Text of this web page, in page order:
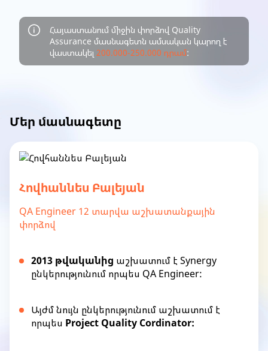
Հայաստանում միջին փորձով Quality
Assurance մասնագետն ամսական կարող է
վաստակել 200.000-250.000 դրամ:
Մեր մասնագետը
Հովհաննես Բալեյան
QA Engineer 12 տարվա աշխատանքային
փորձով
2013 թվականից աշխատում է Synergy
ընկերությունում որպես QA Engineer:
Այժմ նույն ընկերությունում աշխատում է
որպես Project Quality Cordinator: